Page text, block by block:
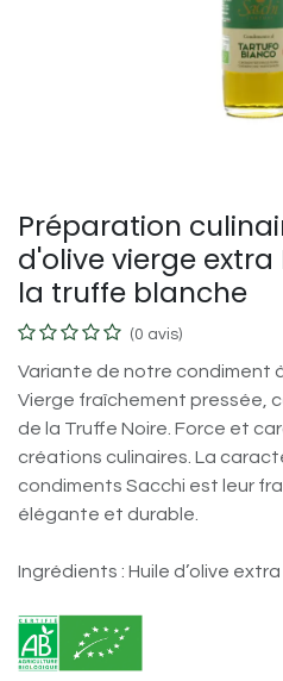
Préparation
d'olive vierge
la truffe blanche
(0 avis)
Variante de notre condiment à
Vierge fraîchement pressée,
de la Truffe Noire. Force et
créations culinaires. La
condiments Sacchi est leur
élégante et durable.
Ingrédients : Huile d’olive